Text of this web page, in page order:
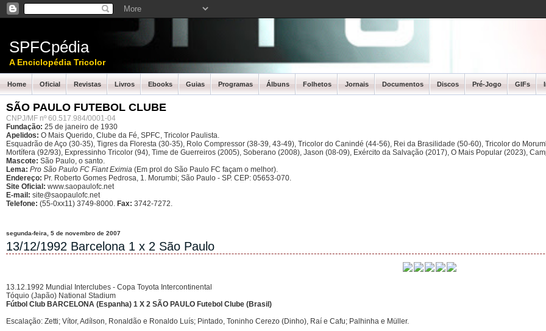
SPFCpédia
A Enciclopédia Tricolor
Home Oficial Revistas Livros Ebooks Guias Programas Álbuns Folhetos Jornais Documentos Discos Pré-Jogo GIFs
SÃO PAULO FUTEBOL CLUBE
CNPJ/MF nº 60.517.984/0001-04
Fundação: 25 de janeiro de 1930
Apelidos: O Mais Querido, Clube da Fé, SPFC, Tricolor Paulista.
Esquadrão de Aço (30-35), Tigres da Floresta (30-35), Rolo Compressor (38-39, 43-49), Tricolor do Canindé (44-56), Rei da Brasilidade (50-60), Tricolor do
Mortífera (92/93), Expressinho Tricolor (94), Time de Guerreiros (2005), Soberano (2008), Jason (08-09), Exército da Salvação (2017), O Mais Popular (2023),
Mascote: São Paulo, o santo.
Lema: Pro São Paulo FC Fiant Eximia (Em prol do São Paulo FC façam o melhor).
Endereço: Pr. Roberto Gomes Pedrosa, 1. Morumbi; São Paulo - SP. CEP: 05653-070.
Site Oficial: www.saopaulofc.net
E-mail: site@saopaulofc.net
Telefone: (55-0xx11) 3749-8000. Fax: 3742-7272.
segunda-feira, 5 de novembro de 2007
13/12/1992 Barcelona 1 x 2 São Paulo
13.12.1992 Mundial Interclubes - Copa Toyota Intercontinental
Tóquio (Japão) National Stadium
Fútbol Club BARCELONA (Espanha) 1 X 2 SÃO PAULO Futebol Clube (Brasil)
Escalação: Zetti; Vítor, Adílson, Ronaldão e Ronaldo Luís; Pintado, Toninho Cerezo (Dinho), Raí e Cafu; Palhinha e Müller.